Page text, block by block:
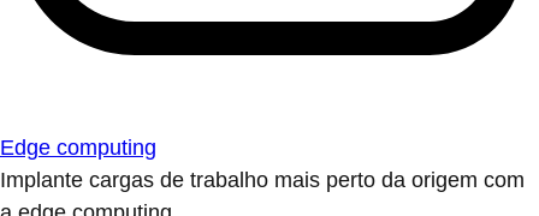
Edge computing
Implante cargas de trabalho mais perto da origem com